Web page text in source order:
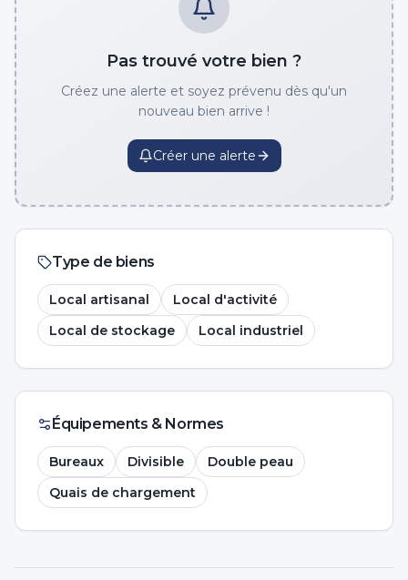
Pas trouvé votre bien ?
Créez une alerte et soyez prévenu dès qu'un
nouveau bien arrive !
Créer une alerte
Type de biens
Local artisanal
Local d'activité
Local de stockage
Local industriel
Équipements & Normes
Bureaux Divisible
Double peau
Quais de chargement